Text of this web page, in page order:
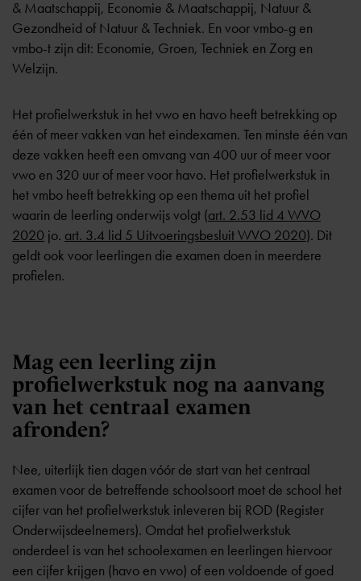
& Maatschappij, Economie & Maatschappij, Natuur &
Gezondheid of Natuur & Techniek. En voor vmbo-g en
vmbo-t zijn dit: Economie, Groen, Techniek en Zorg en
Welzijn.
Het profielwerkstuk in het vwo en havo heeft betrekking op
één of meer vakken van het eindexamen. Ten minste één van
deze vakken heeft een omvang van 400 uur of meer voor
vwo en 320 uur of meer voor havo. Het profielwerkstuk in
het vmbo heeft betrekking op een thema uit het profiel
waarin de leerling onderwijs volgt (art. 2.53 lid 4 WVO
2020 jo. art. 3.4 lid 5 Uitvoeringsbesluit WVO 2020). Dit
geldt ook voor leerlingen die examen doen in meerdere
profielen.
Mag een leerling zijn
profielwerkstuk nog na aanvang
van het centraal examen
afronden?
Nee, uiterlijk tien dagen vóór de start van het centraal
examen voor de betreffende schoolsoort moet de school het
cijfer van het profielwerkstuk inleveren bij ROD (Register
Onderwijsdeelnemers). Omdat het profielwerkstuk
onderdeel is van het schoolexamen en leerlingen hiervoor
een cijfer krijgen (havo en vwo) of een voldoende of goed